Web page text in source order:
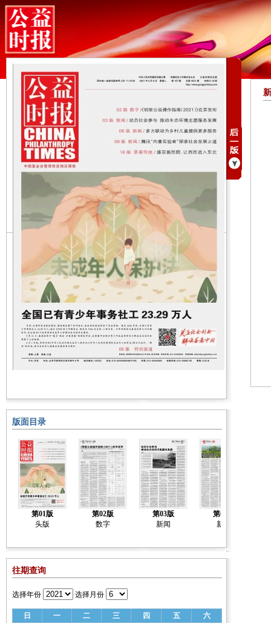
版面目录
第01版
头版
第02版
数字
第03版
新闻
第04版
新闻
往期查询
选择年份 选择月份
日 一 二 三 四 五 六